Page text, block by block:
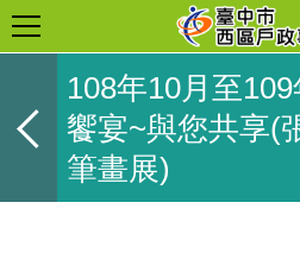
108年10月至
饗宴~與您共享(
筆畫展)